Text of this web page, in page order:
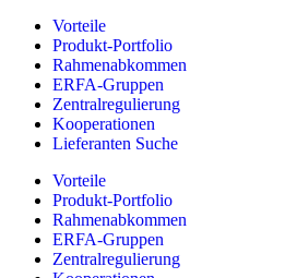
Vorteile
Produkt-Portfolio
Rahmenabkommen
ERFA-Gruppen
Zentralregulierung
Kooperationen
Lieferanten Suche
Vorteile
Produkt-Portfolio
Rahmenabkommen
ERFA-Gruppen
Zentralregulierung